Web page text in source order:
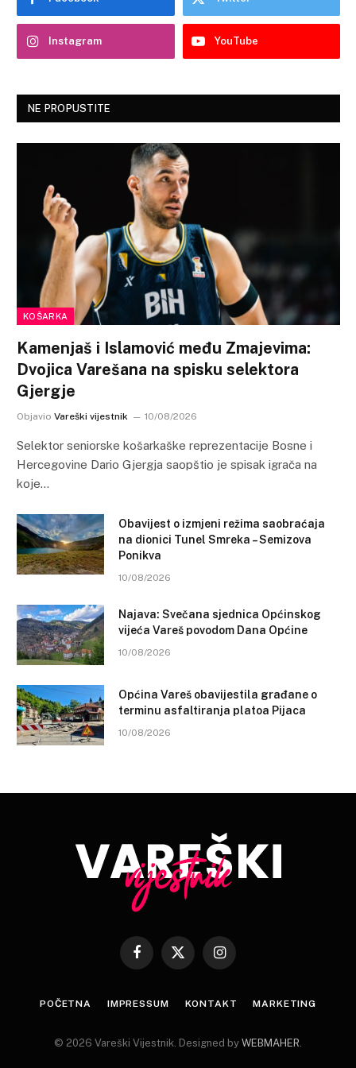
Instagram YouTube
NE PROPUSTITE
KOŠARKA
Kamenjaš i Islamović među Zmajevima:
Dvojica Varešana na spisku selektora
Gjergje
Objavio Vareški vijestnik 10/08/2026
Selektor seniorske košarkaške reprezentacije Bosne i
Hercegovine Dario Gjergja saopštio je spisak igrača na
koje…
Obavijest o izmjeni režima saobraćaja
na dionici Tunel Smreka – Semizova
Ponikva
10/08/2026
Najava: Svečana sjednica Općinskog
vijeća Vareš povodom Dana Općine
10/08/2026
Općina Vareš obavijestila građane o
terminu asfaltiranja platoa Pijaca
10/08/2026
Facebook
X
Instagram
POČETNA IMPRESSUM KONTAKT MARKETING
© 2026 Vareški Vijestnik. Designed by WEBMAHER.